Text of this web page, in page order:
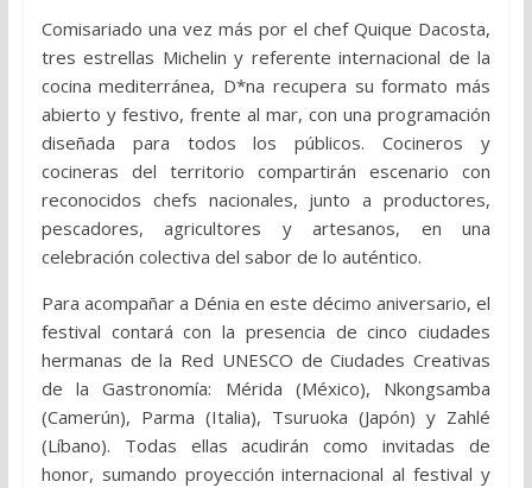
Comisariado una vez más por el chef Quique Dacosta,
tres estrellas Michelin y referente internacional de la
cocina mediterránea, D*na recupera su formato más
abierto y festivo, frente al mar, con una programación
diseñada para todos los públicos. Cocineros y
cocineras del territorio compartirán escenario con
reconocidos chefs nacionales, junto a productores,
pescadores, agricultores y artesanos, en una
celebración colectiva del sabor de lo auténtico.
Para acompañar a Dénia en este décimo aniversario, el
festival contará con la presencia de cinco ciudades
hermanas de la Red UNESCO de Ciudades Creativas
de la Gastronomía: Mérida (México), Nkongsamba
(Camerún), Parma (Italia), Tsuruoka (Japón) y Zahlé
(Líbano). Todas ellas acudirán como invitadas de
honor, sumando proyección internacional al festival y